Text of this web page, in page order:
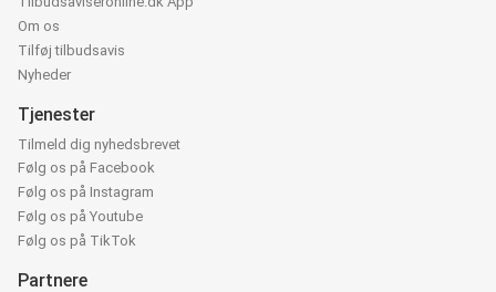
Om os
Tilføj tilbudsavis
Nyheder
Tjenester
Tilmeld dig nyhedsbrevet
Følg os på Facebook
Følg os på Instagram
Følg os på Youtube
Følg os på TikTok
Partnere